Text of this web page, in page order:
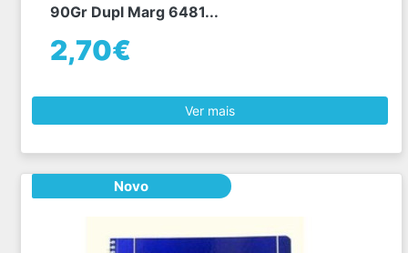
90Gr Dupl Marg 6481...
2,70€
Ver mais
Novo